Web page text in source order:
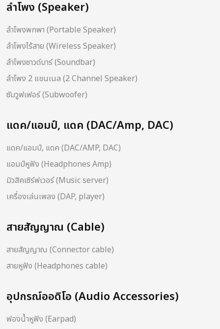
ลำโพง (Speaker)
ลำโพงพกพา (Portable Speaker)
ลำโพงไร้สาย (Wireless Speaker)
ลำโพงซาวด์บาร์ (Soundbar)
ลำโพง 2 แชนเนล (2 Channel Speaker)
ซับวูฟเฟอร์ (Subwoofer)
แดค/แอมป์, แดค (DAC/Amp, DAC)
แดค/แอมป์, แดค (DAC/AMP, DAC)
แอมป์หูฟัง (Headphones Amp)
มิวสิคเซิร์ฟเวอร์ (Music server)
เครื่องเล่นเพลง (DAP, player)
สายสัญญาณ (Cable)
สายสัญญาณ (Connector cable)
สายหูฟัง (Headphones cable)
อุปกรณ์ออดิโอ (Audio Accessories)
ฟองน้ำหูฟัง (Earpad)